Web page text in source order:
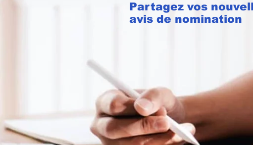
Partagez vos
avis de nomination